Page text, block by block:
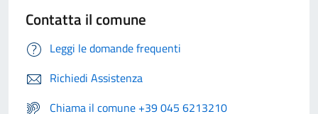
Contatta il comune
Leggi le domande frequenti
Richiedi Assistenza
Chiama il comune +39 045 6213210